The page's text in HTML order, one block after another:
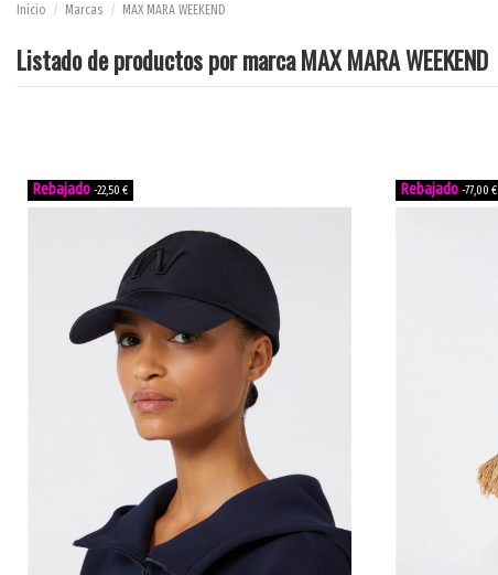
Inicio Marcas MAX MARA WEEKEND
Listado de productos por marca MAX MARA WEEKEND
-22,50 € -77,00 €